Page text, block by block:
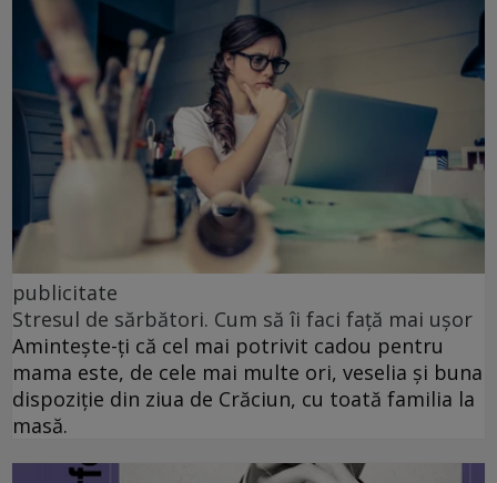
publicitate
Stresul de sărbători. Cum să îi faci față mai ușor
Amintește-ți că cel mai potrivit cadou pentru
mama este, de cele mai multe ori, veselia și buna
dispoziție din ziua de Crăciun, cu toată familia la
masă.